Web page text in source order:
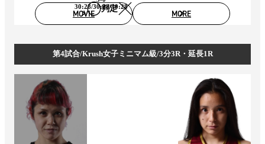
判定
30:28/30:28/30:28
MOVIE MORE
第4試合/Krush女子ミニマム級/3分3R・延長1R